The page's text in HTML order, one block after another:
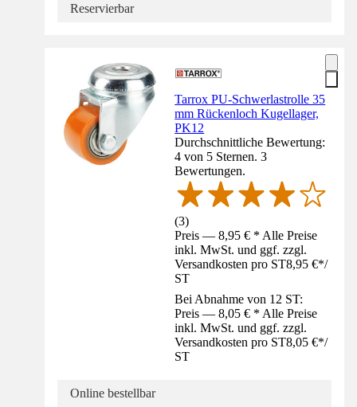
Reservierbar
Tarrox PU-Schwerlastrolle 35
mm Rückenloch Kugellager,
PK12
Durchschnittliche Bewertung:
4 von 5 Sternen. 3
Bewertungen.
(3)
Preis — 8,95 € * Alle Preise
inkl. MwSt. und ggf. zzgl.
Versandkosten pro ST8,95 €*/
ST
Bei Abnahme von 12 ST:
Preis — 8,05 € * Alle Preise
inkl. MwSt. und ggf. zzgl.
Versandkosten pro ST8,05 €*/
ST
Online bestellbar